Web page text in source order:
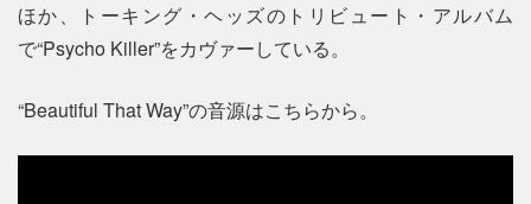
ほか、トーキング・ヘッズのトリビュート・アルバム
で“Psycho Killer”をカヴァーしている。
“Beautiful That Way”の音源はこちらから。